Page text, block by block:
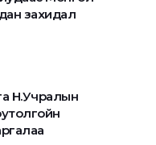
захидал
Н.Учралын